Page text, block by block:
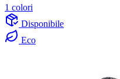
1 colori
Disponibile
Eco